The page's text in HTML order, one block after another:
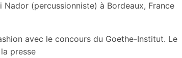
(percussionniste) à Bordeaux, France
avec le concours du Goethe-Institut. Le
presse